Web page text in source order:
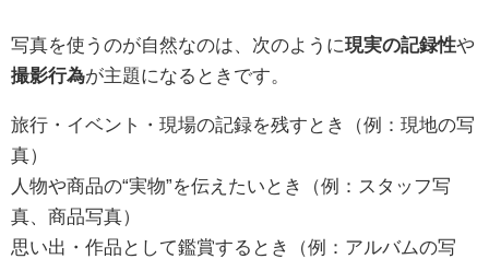
写真を使うのが自然なのは、次のように現実の記録性や
撮影行為が主題になるときです。
旅行・イベント・現場の記録を残すとき（例：現地の写
真）
人物や商品の“実物”を伝えたいとき（例：スタッフ写
真、商品写真）
思い出・作品として鑑賞するとき（例：アルバムの写